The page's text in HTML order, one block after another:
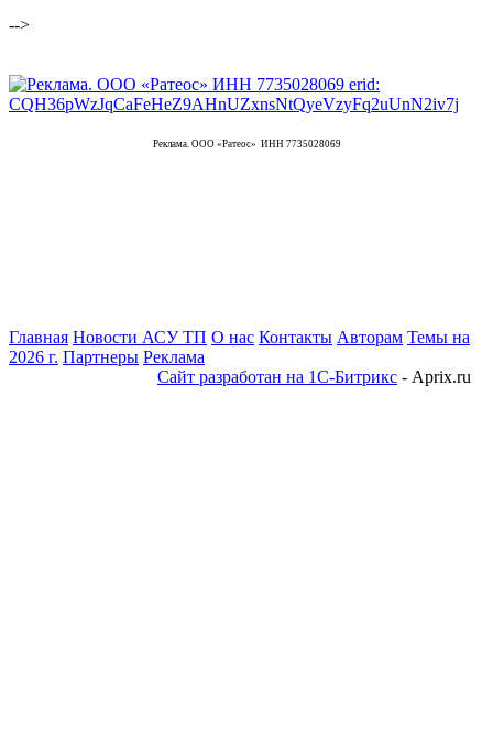
-->
Реклама. ООО «Ратеос» ИНН 7735028069
Главная Новости АСУ ТП О нас Контакты Авторам Темы на
2026 г. Партнеры Реклама
Сайт разработан на 1С-Битрикс - Aprix.ru